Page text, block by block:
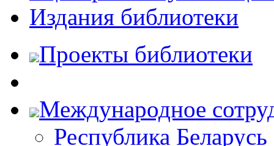
Издания библиотеки
Проекты библиотеки
Международное
Республика Беларусь